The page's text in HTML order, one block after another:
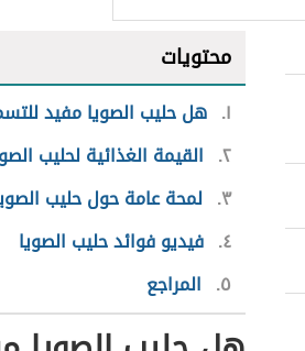
محتويات
١ هل حليب الصويا مفيد
٢ القيمة الغذائية لحليب
٣ لمحة عامة حول حليب
٤ فيديو فوائد حليب الصويا
٥ المراجع